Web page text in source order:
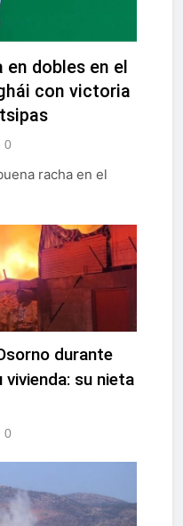
dobles en el
con victoria
0
racha en el
durante
su nieta
0